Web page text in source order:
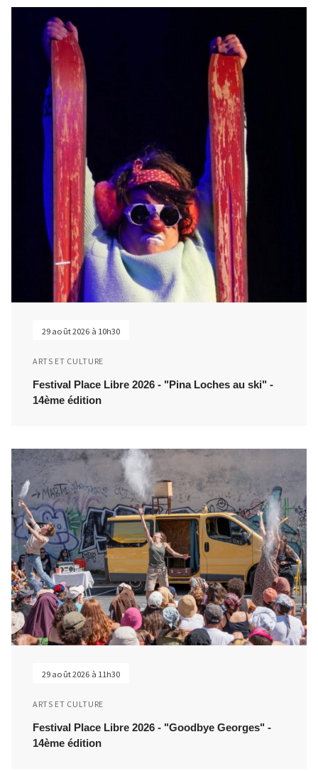
Festival Place Libre 2026 - "Pina Loches au ski" -
14ème édition
ARTS ET CULTURE
29 août 2026 à 10h30
Festival Place Libre 2026 - "Goodbye Georges" -
14ème édition
ARTS ET CULTURE
29 août 2026 à 11h30